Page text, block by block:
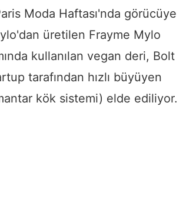
Moda Haftası'nda görücüye
üretilen Frayme Mylo
kullanılan vegan deri, Bolt
tarafından hızlı büyüyen
kök sistemi) elde ediliyor.